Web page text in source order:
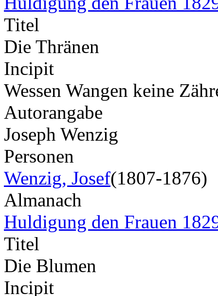
Titel
Die Thränen
Incipit
Wessen Wangen keine
Autorangabe
Joseph Wenzig
Personen
Wenzig, Josef(1807-1876)
Almanach
Huldigung den Frauen
Titel
Die Blumen
Incipit